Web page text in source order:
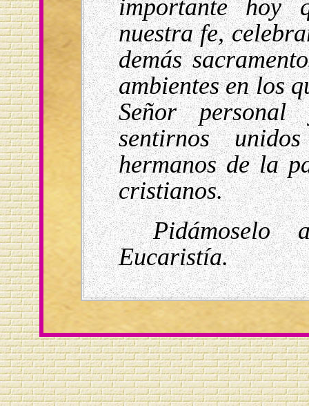
importante hoy
nuestra fe,
demás
ambientes en los
Señor personal
sentirnos
hermanos de la
cristianos.
Eucaristía.